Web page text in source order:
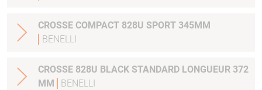
CROSSE COMPACT 828U SPORT 345MM
BENELLI
CROSSE 828U BLACK STANDARD LONGUEUR 372
MM
BENELLI